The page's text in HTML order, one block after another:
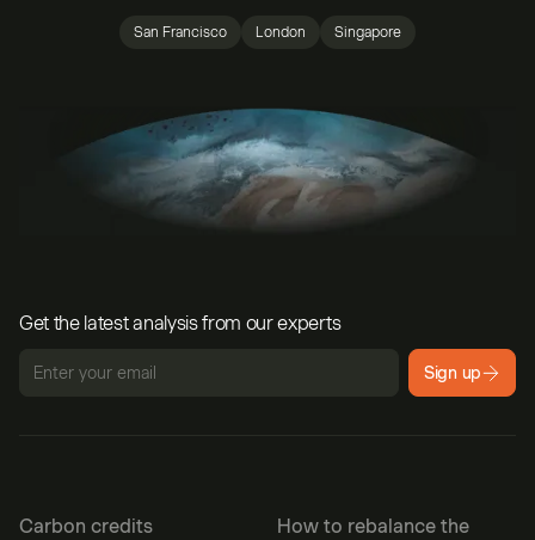
San Francisco London Singapore
Get the latest analysis from our experts
Sign up
Carbon credits
How to rebalance the